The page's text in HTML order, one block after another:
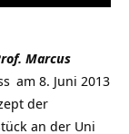
Marcus
am 8. Juni 2013
der
an der Uni